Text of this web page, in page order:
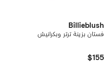
Billieblush
فستان بزينة ترتر وبكرانيش
$155